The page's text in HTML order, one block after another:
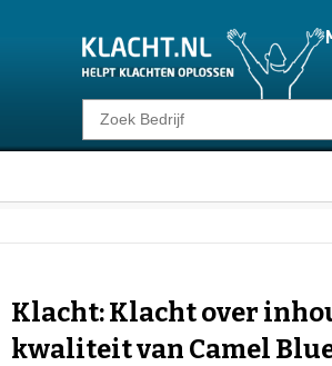
Klacht melden
Consumentenrecht
Voor Bedrijven
Klacht: Klacht over
kwaliteit van Camel